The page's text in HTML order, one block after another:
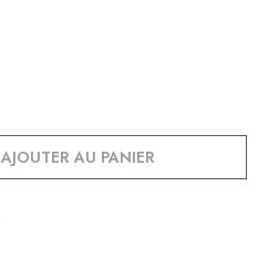
AJOUTER AU PANIER